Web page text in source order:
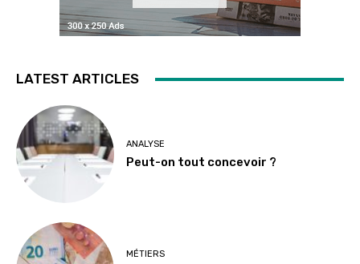
LATEST ARTICLES
ANALYSE
Peut-on tout concevoir ?
MÉTIERS